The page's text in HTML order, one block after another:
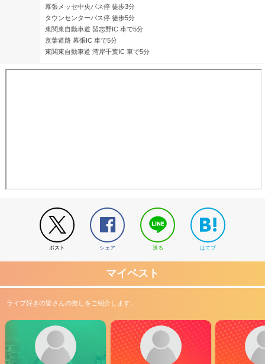
幕張メッセ中央バス停 徒歩3分
タウンセンターバス停 徒歩5分
東関東自動車道 習志野IC 車で5分
京葉道路 幕張IC 車で5分
東関東自動車道 湾岸千葉IC 車で5分
ポスト シェア 送る はてブ
マイベスト
ライブ好きの皆さんの推しをご紹介します。